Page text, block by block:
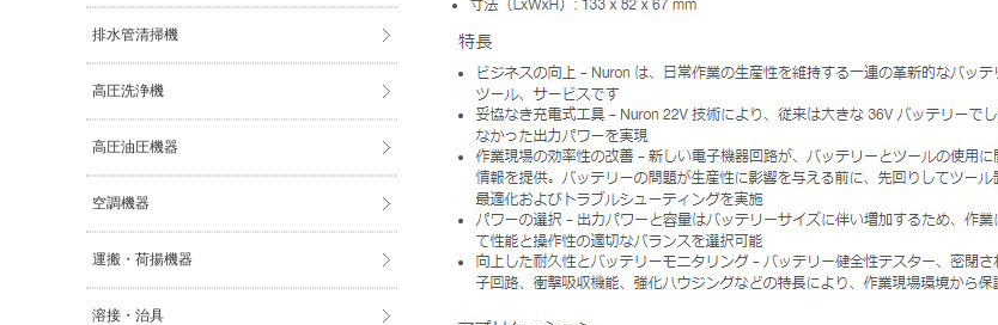
排水管清掃機
高圧洗浄機
高圧油圧機器
空調機器
運搬・荷揚機器
溶接・治具